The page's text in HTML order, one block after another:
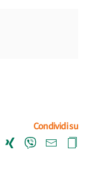
Condividi su